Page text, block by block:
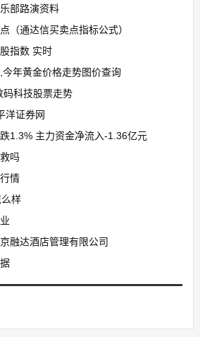
部路演资料
（通达信买卖点指标公式）
指数 实时
年黄金价格走势图价查询
码科技股票走势
洋证券网
1.3% 主力资金净流入-1.36亿元
吗
情
样
融达酒店管理有限公司